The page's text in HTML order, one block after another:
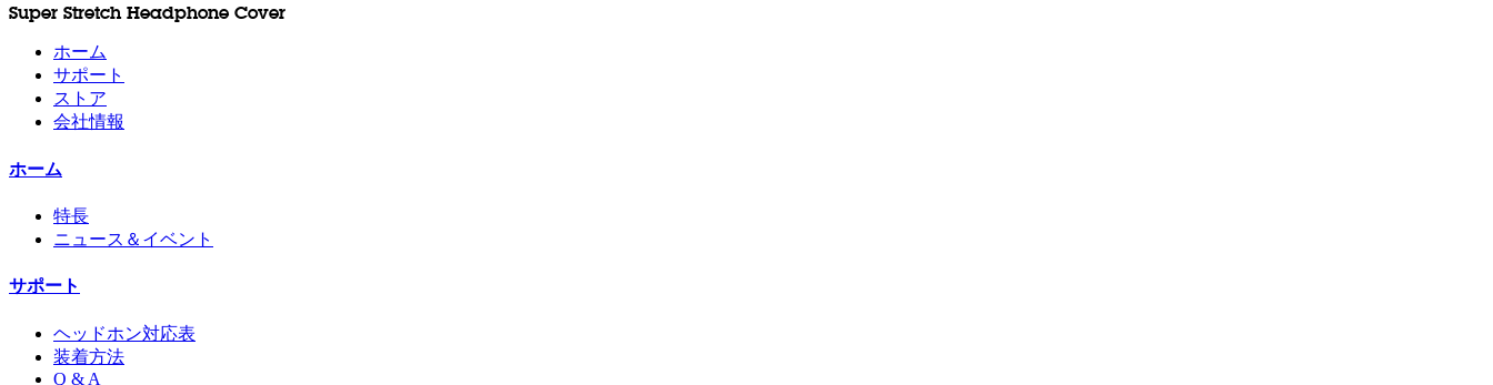
Super Stretch Headphone Cover
ホーム
サポート
ストア
会社情報
ホーム
特長
ニュース＆イベント
サポート
ヘッドホン対応表
装着方法
Q & A